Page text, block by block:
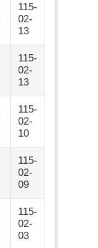
115-
02-
13
115-
02-
13
115-
02-
10
115-
02-
09
115-
02-
03